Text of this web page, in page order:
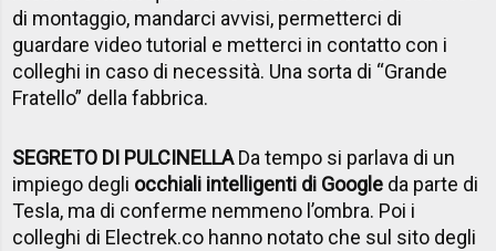
di montaggio, mandarci avvisi, permetterci di
guardare video tutorial e metterci in contatto con i
colleghi in caso di necessità. Una sorta di “Grande
Fratello” della fabbrica.
SEGRETO DI PULCINELLADa tempo si parlava di un
impiego degli occhiali intelligenti di Google da parte di
Tesla, ma di conferme nemmeno l’ombra. Poi i
colleghi di Electrek.co hanno notato che sul sito degli